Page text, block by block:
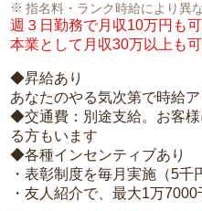
指名料・ランク時給により異
週３日勤務で月収10万円も
本業として月収30万以上も
◆昇給あり
あなたのやる気次第で時給ア
◆交通費：別途支給。お客
る方もいます
◆各種インセンティブあり
・表彰制度を毎月実施（5千
・友人紹介で、最大1万